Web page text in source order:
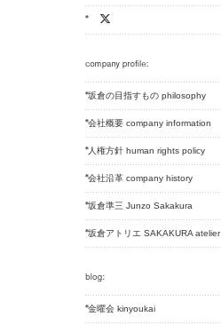
坂倉の目指すもの philosophy
会社概要 company information
人権方針 human rights policy
会社沿革 company history
坂倉準三 Junzo Sakakura
坂倉アトリエ SAKAKURA atelier
金曜会 kinyoukai